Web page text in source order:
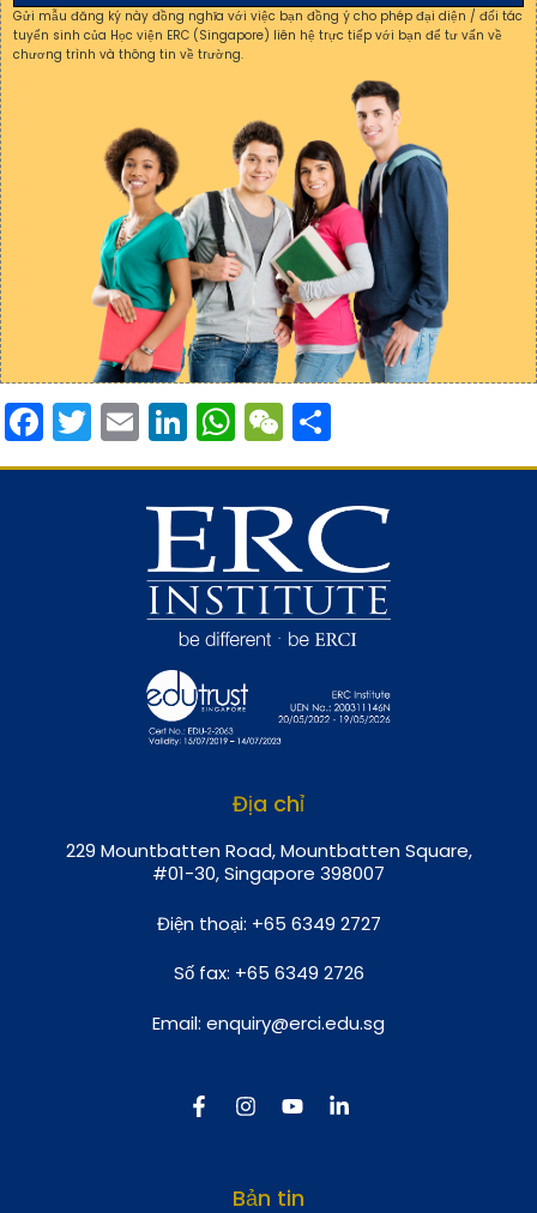
Gửi mẫu đăng ký này đồng nghĩa với việc bạn đồng ý cho phép đại diện / đối tác
tuyển sinh của Học viện ERC (Singapore) liên hệ trực tiếp với bạn để tư vấn về
chương trình và thông tin về trường.
Facebook
Twitter
EmailLinkedIn
WhatsApp
WeChat
Địa chỉ
229 Mountbatten Road, Mountbatten Square,
#01-30, Singapore 398007
Điện thoại: +65 6349 2727
Số fax: +65 6349 2726
Email: enquiry@erci.edu.sg
Bản tin